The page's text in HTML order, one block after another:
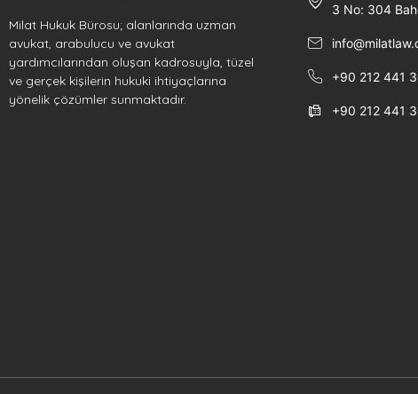
Milat Hukuk Bürosu; alanlarında uzman
avukat, arabulucu ve avukat
yardımcılarından oluşan kadrosuyla, tüzel
ve gerçek kişilerin hukuki ihtiyaçlarına
yönelik çözümler sunmaktadır.
3 No: 304
+90 212 441
+90 212 441